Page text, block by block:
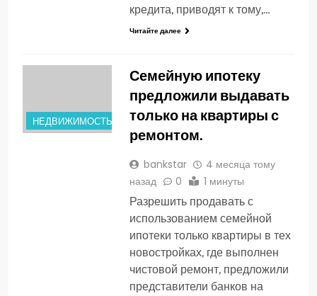
кредита, приводят к тому,…
Читайте далее
НЕДВИЖИМОСТЬ
Семейную ипотеку
предложили выдавать
только на квартиры с
ремонтом.
bankstar
4 месяца тому
назад
0 1 минуты
Разрешить продавать с
использованием семейной
ипотеки только квартиры в тех
новостройках, где выполнен
чистовой ремонт, предложили
представители банков на